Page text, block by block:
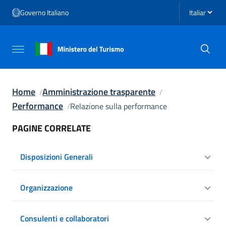
Vai al menu di navigazione
Vai al footer
Governo Italiano Seleziona
Attiva / disattiva la navigazione
Home Amministrazione trasparente
Performance
Relazione sulla performance
PAGINE CORRELATE
Disposizioni Generali
Organizzazione
Consulenti e collaboratori